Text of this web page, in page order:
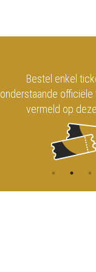
Bestel enkel
onderstaande officiële
vermeld op